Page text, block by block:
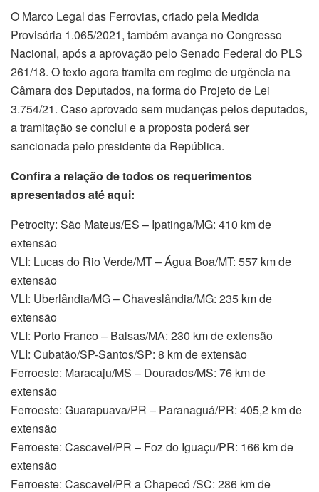
O Marco Legal das Ferrovias, criado pela Medida
Provisória 1.065/2021, também avança no Congresso
Nacional, após a aprovação pelo Senado Federal do PLS
261/18. O texto agora tramita em regime de urgência na
Câmara dos Deputados, na forma do Projeto de Lei
3.754/21. Caso aprovado sem mudanças pelos deputados,
a tramitação se conclui e a proposta poderá ser
sancionada pelo presidente da República.
Confira a relação de todos os requerimentos
apresentados até aqui:
Petrocity: São Mateus/ES – Ipatinga/MG: 410 km de
extensão
VLI: Lucas do Rio Verde/MT – Água Boa/MT: 557 km de
extensão
VLI: Uberlândia/MG – Chaveslândia/MG: 235 km de
extensão
VLI: Porto Franco – Balsas/MA: 230 km de extensão
VLI: Cubatão/SP-Santos/SP: 8 km de extensão
Ferroeste: Maracaju/MS – Dourados/MS: 76 km de
extensão
Ferroeste: Guarapuava/PR – Paranaguá/PR: 405,2 km de
extensão
Ferroeste: Cascavel/PR – Foz do Iguaçu/PR: 166 km de
extensão
Ferroeste: Cascavel/PR a Chapecó /SC: 286 km de